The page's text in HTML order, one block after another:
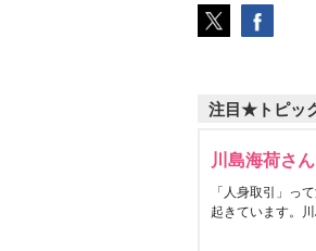
注目★トピッ
川島海荷さ
「人身取引」っ
起きています。